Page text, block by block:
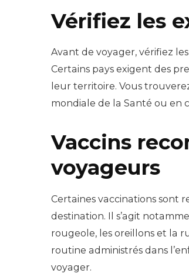
Vérifiez les
Avant de voyager, vérifiez
Certains pays exigent des
leur territoire. Vous
mondiale de la Santé ou en
Vaccins
voyageurs
Certaines vaccinations sont
destination. Il s’agit
rougeole, les oreillons et la
routine administrés dans
voyager.